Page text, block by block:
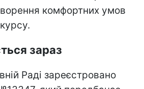
комфортних умов
зараз
Раді зареєстровано